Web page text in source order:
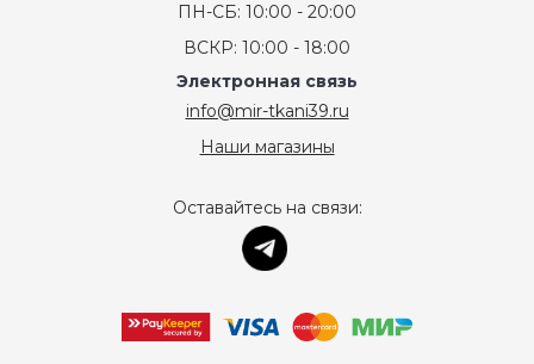
ПН-СБ: 10:00 - 20:00
ВСКР: 10:00 - 18:00
Электронная связь
info@mir-tkani39.ru
Наши магазины
Оставайтесь на связи: